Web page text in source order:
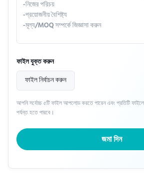
ফাইল যুক্ত করুন
ফাইল নির্বাচন করুন
আপনি সর্বোচ্চ ৫টি ফাইল আপলোড করতে পারেন এবং প্রতিটি
পর্যন্ত হতে পারবে।
জমা দিন